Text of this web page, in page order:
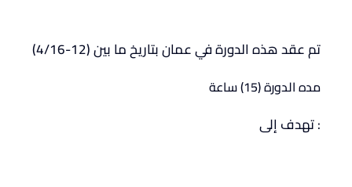
تم عقد هذه الدورة في عمان بتاريخ ما بين (12-4/16)
مده الدورة (15) ساعة
تهدف إلى :